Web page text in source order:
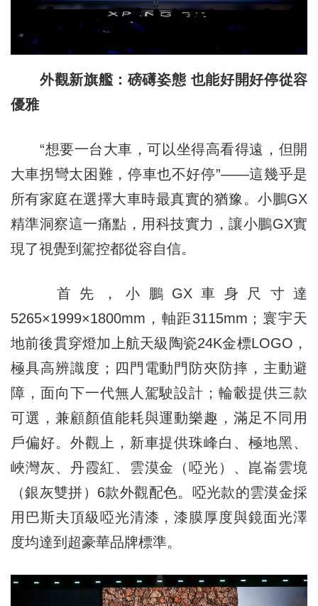
外觀新旗艦：磅礡姿態 也能好開好停從容
優雅
“想要一台大車，可以坐得高看得遠，但開
大車拐彎太困難，停車也不好停”——這幾乎是
所有家庭在選擇大車時最真實的猶豫。小鵬GX
精準洞察這一痛點，用科技實力，讓小鵬GX實
現了視覺到駕控都從容自信。
首先，小鵬GX車身尺寸達
5265×1999×1800mm，軸距3115mm；寰宇天
地前後貫穿燈加上航天級陶瓷24K金標LOGO，
極具高辨識度；四門電動門防夾防摔，主動避
障，面向下一代無人駕駛設計；輪轂提供三款
可選，兼顧顏值能耗與運動樂趣，滿足不同用
戶偏好。外觀上，新車提供珠峰白、極地黑、
峽灣灰、丹霞紅、雲漠金（啞光）、崑崙雲境
（銀灰雙拼）6款外觀配色。啞光款的雲漠金採
用巴斯夫頂級啞光清漆，漆膜厚度與鏡面光澤
度均達到超豪華品牌標準。